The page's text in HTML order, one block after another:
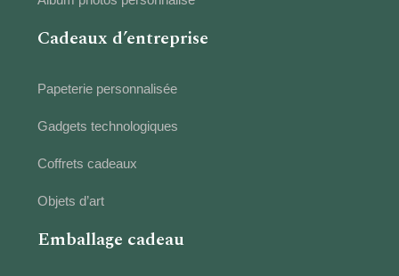
Cadeaux d’entreprise
Papeterie personnalisée
Gadgets technologiques
Coffrets cadeaux
Objets d’art
Emballage cadeau